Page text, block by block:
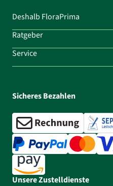
Deshalb FloraPrima
Ratgeber
Service
Sicheres Bezahlen
Unsere Zustelldienste